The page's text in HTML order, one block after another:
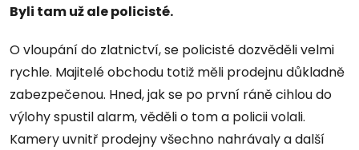
Byli tam už ale policisté.
O vloupání do zlatnictví, se policisté dozvěděli velmi
rychle. Majitelé obchodu totiž měli prodejnu důkladně
zabezpečenou. Hned, jak se po první ráně cihlou do
výlohy spustil alarm, věděli o tom a policii volali.
Kamery uvnitř prodejny všechno nahrávaly a další